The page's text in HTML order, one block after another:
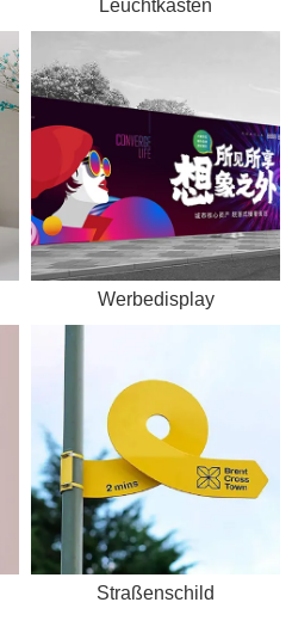
Leuchtkasten
Werbedisplay
Straßenschild